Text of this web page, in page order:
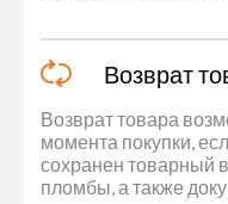
Возврат
Возврат товара
момента покупки,
сохранен товарный
пломбы, а также